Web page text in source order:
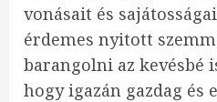
vonásait és
érdemes nyitott
barangolni az kevésbé
hogy igazán gazdag és